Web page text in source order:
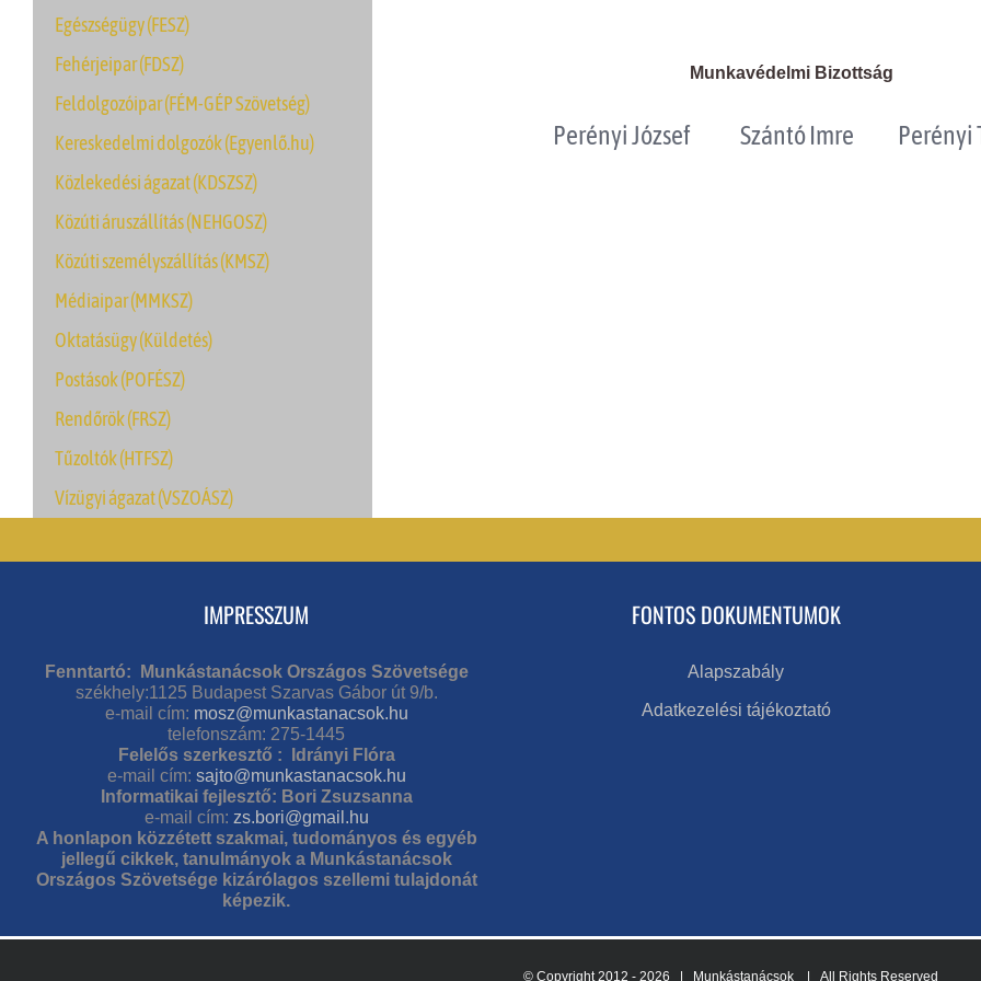
Munkavédelmi Bizottság
Perényi József Szántó Imre Perényi
Egészségügy (FESZ)
Fehérjeipar (FDSZ)
Feldolgozóipar (FÉM-GÉP Szövetség)
Kereskedelmi dolgozók (Egyenlő.hu)
Közlekedési ágazat (KDSZSZ)
Közúti áruszállítás (NEHGOSZ)
Közúti személyszállítás (KMSZ)
Médiaipar (MMKSZ)
Oktatásügy (Küldetés)
Postások (POFÉSZ)
Rendőrök (FRSZ)
Tűzoltók (HTFSZ)
Vízügyi ágazat (VSZOÁSZ)
IMPRESSZUM
Fenntartó: Munkástanácsok Országos Szövetsége
székhely:1125 Budapest Szarvas Gábor út 9/b.
e-mail cím: mosz@munkastanacsok.hu
telefonszám: 275-1445
Felelős szerkesztő : Idrányi Flóra
e-mail cím: sajto@munkastanacsok.hu
Informatikai fejlesztő: Bori Zsuzsanna
e-mail cím: zs.bori@gmail.hu
A honlapon közzétett szakmai, tudományos és egyéb
jellegű cikkek, tanulmányok a Munkástanácsok
Országos Szövetsége kizárólagos szellemi tulajdonát
képezik.
FONTOS DOKUMENTUMOK
Alapszabály
Adatkezelési tájékoztató
© Copyright 2012 - 2026 | Munkástanácsok | All Rights Reserved